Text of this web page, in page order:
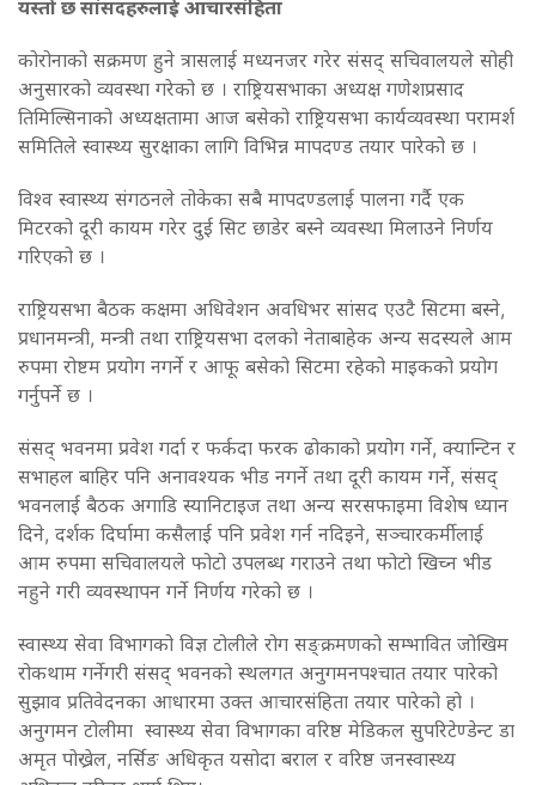
यस्तो छ सांसदहरुलाई आचारसंहिता
कोरोनाको सक्रमण हुने त्रासलाई मध्यनजर गरेर संसद् सचिवालयले सोही
अनुसारको व्यवस्था गरेको छ । राष्ट्रियसभाका अध्यक्ष गणेशप्रसाद
तिमिल्सिनाको अध्यक्षतामा आज बसेको राष्ट्रियसभा कार्यव्यवस्था परामर्श
समितिले स्वास्थ्य सुरक्षाका लागि विभिन्न मापदण्ड तयार पारेको छ ।
विश्व स्वास्थ्य संगठनले तोकेका सबै मापदण्डलाई पालना गर्दै एक
मिटरको दूरी कायम गरेर दुई सिट छाडेर बस्ने व्यवस्था मिलाउने निर्णय
गरिएको छ ।
राष्ट्रियसभा बैठक कक्षमा अधिवेशन अवधिभर सांसद एउटै सिटमा बस्ने,
प्रधानमन्त्री, मन्त्री तथा राष्ट्रियसभा दलको नेताबाहेक अन्य सदस्यले आम
रुपमा रोष्टम प्रयोग नगर्ने र आफू बसेको सिटमा रहेको माइकको प्रयोग
गर्नुपर्ने छ ।
संसद् भवनमा प्रवेश गर्दा र फर्कदा फरक ढोकाको प्रयोग गर्ने, क्यान्टिन र
सभाहल बाहिर पनि अनावश्यक भीड नगर्ने तथा दूरी कायम गर्ने, संसद्
भवनलाई बैठक अगाडि स्यानिटाइज तथा अन्य सरसफाइमा विशेष ध्यान
दिने, दर्शक दिर्घामा कसैलाई पनि प्रवेश गर्न नदिइने, सञ्चारकर्मीलाई
आम रुपमा सचिवालयले फोटो उपलब्ध गराउने तथा फोटो खिच्न भीड
नहुने गरी व्यवस्थापन गर्ने निर्णय गरेको छ ।
स्वास्थ्य सेवा विभागको विज्ञ टोलीले रोग सङ्क्रमणको सम्भावित जोखिम
रोकथाम गर्नेगरी संसद् भवनको स्थलगत अनुगमनपश्चात तयार पारेको
सुझाव प्रतिवेदनका आधारमा उक्त आचारसंहिता तयार पारेको हो ।
अनुगमन टोलीमा स्वास्थ्य सेवा विभागका वरिष्ठ मेडिकल सुपरिटेण्डेन्ट डा
अमृत पोख्रेल, नर्सिङ अधिकृत यसोदा बराल र वरिष्ठ जनस्वास्थ्य